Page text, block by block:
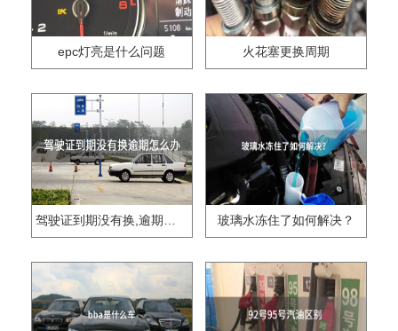
epc灯亮是什么问题 火花塞更换周期
驾驶证到期没有换,逾期怎么办?? 玻璃水冻住了如何解决？